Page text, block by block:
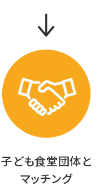
子ども食堂団体と
マッチング